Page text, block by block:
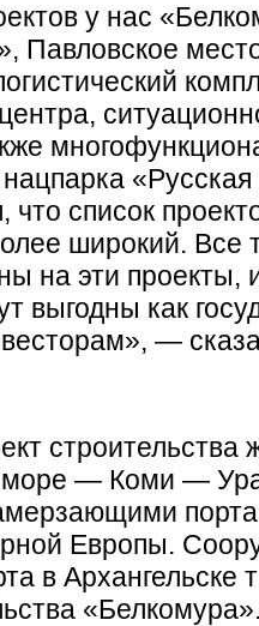
у нас
Павловское
список
широкий. Все
на эти проекты,
выгодны как
—
строительства
море — Коми —
Европы.
в Архангельске